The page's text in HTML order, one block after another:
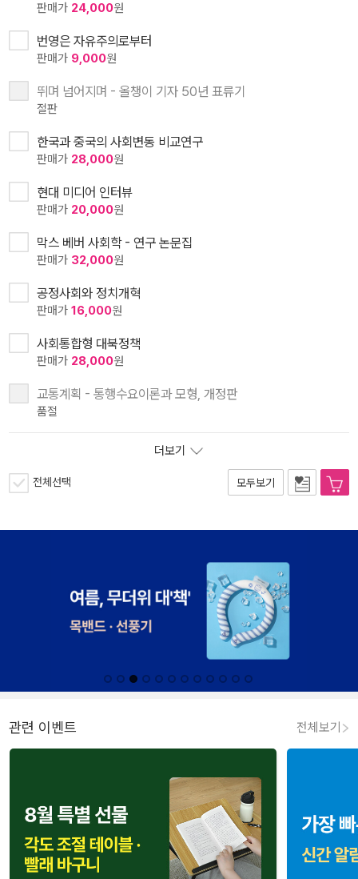
판매가 24,000원
번영은 자유주의로부터
판매가 9,000원
뛰며 넘어지며 - 올챙이 기자 50년 표류기
절판
한국과 중국의 사회변동 비교연구
판매가 28,000원
현대 미디어 인터뷰
판매가 20,000원
막스 베버 사회학 - 연구 논문집
판매가 32,000원
공정사회와 정치개혁
판매가 16,000원
사회통합형 대북정책
판매가 28,000원
교통계획 - 통행수요이론과 모형, 개정판
품절
더보기
전체선택 모두보기
관련 이벤트 전체보기